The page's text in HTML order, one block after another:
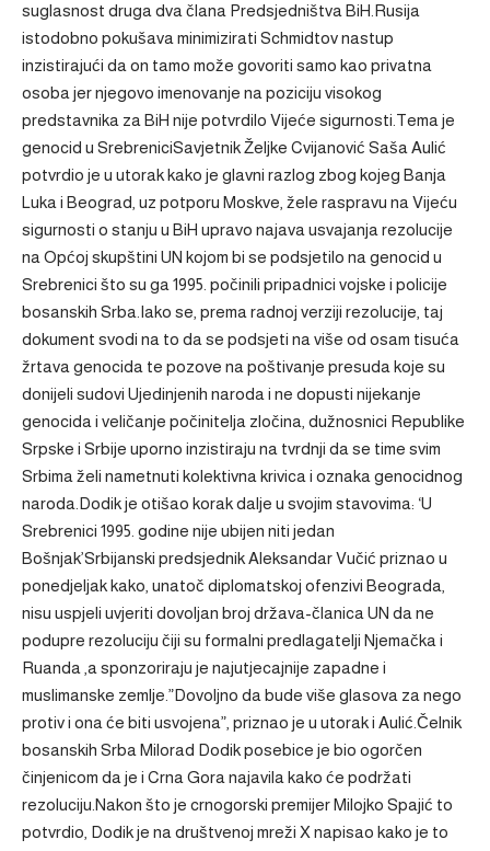
suglasnost druga dva člana Predsjedništva BiH.Rusija
istodobno pokušava minimizirati Schmidtov nastup
inzistirajući da on tamo može govoriti samo kao privatna
osoba jer njegovo imenovanje na poziciju visokog
predstavnika za BiH nije potvrdilo Vijeće sigurnosti.Tema je
genocid u SrebreniciSavjetnik Željke Cvijanović Saša Aulić
potvrdio je u utorak kako je glavni razlog zbog kojeg Banja
Luka i Beograd, uz potporu Moskve, žele raspravu na Vijeću
sigurnosti o stanju u BiH upravo najava usvajanja rezolucije
na Općoj skupštini UN kojom bi se podsjetilo na genocid u
Srebrenici što su ga 1995. počinili pripadnici vojske i policije
bosanskih Srba.Iako se, prema radnoj verziji rezolucije, taj
dokument svodi na to da se podsjeti na više od osam tisuća
žrtava genocida te pozove na poštivanje presuda koje su
donijeli sudovi Ujedinjenih naroda i ne dopusti nijekanje
genocida i veličanje počinitelja zločina, dužnosnici Republike
Srpske i Srbije uporno inzistiraju na tvrdnji da se time svim
Srbima želi nametnuti kolektivna krivica i oznaka genocidnog
naroda.Dodik je otišao korak dalje u svojim stavovima: ‘U
Srebrenici 1995. godine nije ubijen niti jedan
Bošnjak’Srbijanski predsjednik Aleksandar Vučić priznao u
ponedjeljak kako, unatoč diplomatskoj ofenzivi Beograda,
nisu uspjeli uvjeriti dovoljan broj država-članica UN da ne
podupre rezoluciju čiji su formalni predlagatelji Njemačka i
Ruanda ,a sponzoriraju je najutjecajnije zapadne i
muslimanske zemlje.”Dovoljno da bude više glasova za nego
protiv i ona će biti usvojena”, priznao je u utorak i Aulić.Čelnik
bosanskih Srba Milorad Dodik posebice je bio ogorčen
činjenicom da je i Crna Gora najavila kako će podržati
rezoluciju.Nakon što je crnogorski premijer Milojko Spajić to
potvrdio, Dodik je na društvenoj mreži X napisao kako je to